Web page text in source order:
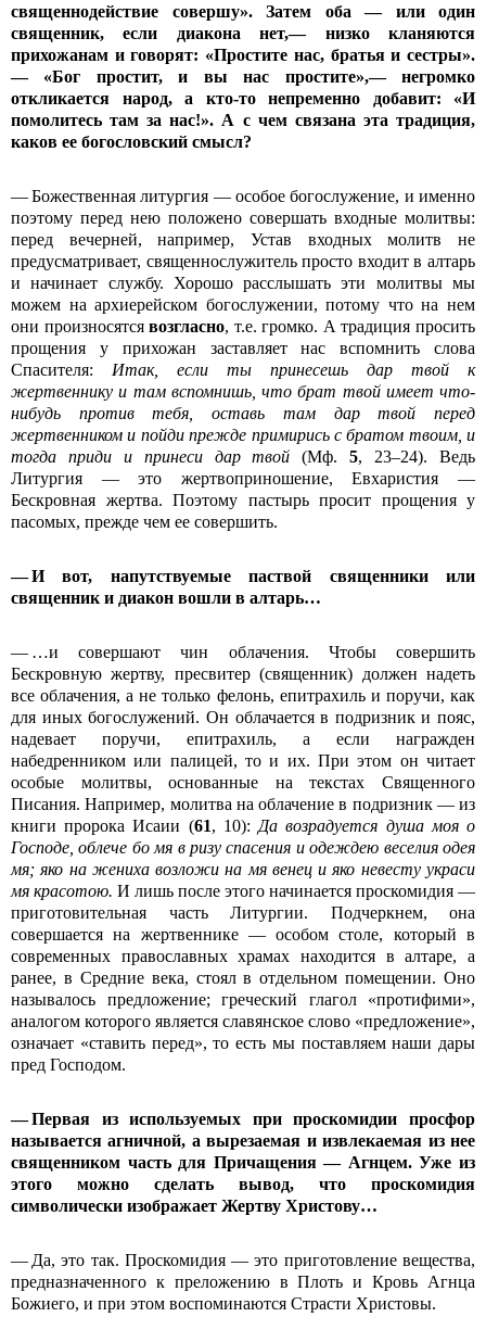
священнодействие совершу». Затем оба — или один
священник, если диакона нет,— низко кланяются
прихожанам и говорят: «Простите нас, братья и сестры».
— «Бог простит, и вы нас простите»,— негромко
откликается народ, а кто-то непременно добавит: «И
помолитесь там за нас!». А с чем связана эта традиция,
каков ее богословский смысл?
— Божественная литургия — особое богослужение, и именно
поэтому перед нею положено совершать входные молитвы:
перед вечерней, например, Устав входных молитв не
предусматривает, священнослужитель просто входит в алтарь
и начинает службу. Хорошо расслышать эти молитвы мы
можем на архиерейском богослужении, потому что на нем
они произносятсявозгласно, т.е. громко. А традиция просить
прощения у прихожан заставляет нас вспомнить слова
Спасителя: Итак, если ты принесешь дар твой к
жертвеннику и там вспомнишь, что брат твой имеет что-
нибудь против тебя, оставь там дар твой перед
жертвенником и пойди прежде примирись с братом твоим, и
тогда приди и принеси дар твой (Мф.5, 23–24). Ведь
Литургия — это жертвоприношение, Евхаристия —
Бескровная жертва. Поэтому пастырь просит прощения у
пасомых, прежде чем ее совершить.
— И вот, напутствуемые паствой священники или
священник и диакон вошли в алтарь…
— …и совершают чин облачения. Чтобы совершить
Бескровную жертву, пресвитер (священник) должен надеть
все облачения, а не только фелонь, епитрахиль и поручи, как
для иных богослужений. Он облачается в подризник и пояс,
надевает поручи, епитрахиль, а если награжден
набедренником или палицей, то и их. При этом он читает
особые молитвы, основанные на текстах Священного
Писания. Например, молитва на облачение в подризник — из
книги пророка Исаии (61, 10): Да возрадуется душа моя о
Господе, облече бо мя в ризу спасения и одеждею веселия одея
мя; яко на жениха возложи на мя венец и яко невесту украси
мя красотою. И лишь после этого начинается проскомидия —
приготовительная часть Литургии. Подчеркнем, она
совершается на жертвеннике — особом столе, который в
современных православных храмах находится в алтаре, а
ранее, в Средние века, стоял в отдельном помещении. Оно
называлось предложение; греческий глагол «протифими»,
аналогом которого является славянское слово «предложение»,
означает «ставить перед», то есть мы поставляем наши дары
пред Господом.
— Первая из используемых при проскомидии просфор
называется агничной, а вырезаемая и извлекаемая из нее
священником часть для Причащения — Агнцем. Уже из
этого можно сделать вывод, что проскомидия
символически изображает Жертву Христову…
— Да, это так. Проскомидия — это приготовление вещества,
предназначенного к преложению в Плоть и Кровь Агнца
Божиего, и при этом воспоминаются Страсти Христовы.